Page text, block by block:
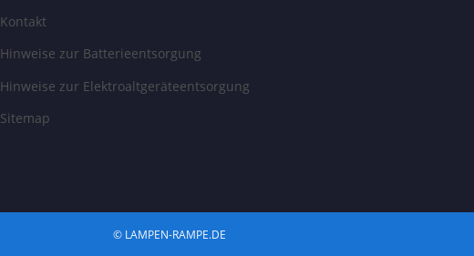
Kontakt
Hinweise zur Batterieentsorgung
Hinweise zur Elektroaltgeräteentsorgung
Sitemap
© LAMPEN-RAMPE.DE